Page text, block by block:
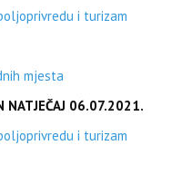
i turizam
mjesta
06.07.2021.
i turizam